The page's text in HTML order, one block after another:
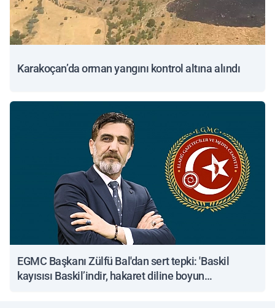
Karakoçan’da orman yangını kontrol altına alındı
EGMC Başkanı Zülfü Bal'dan sert tepki: 'Baskil
kayısısı Baskil’indir, hakaret diline boyun